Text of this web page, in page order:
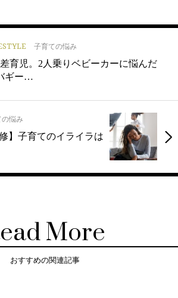
子育ての悩み
育児。2人乗りベビーカーに悩んだ
ギー…
の悩み
】子育てのイライラは
More
おすすめの関連記事